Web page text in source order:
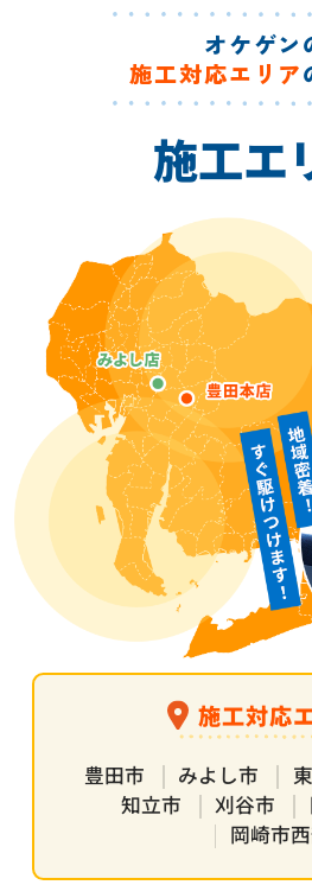
オケゲン
施工対応エリア
施工エ
施工対応
豊田市 みよし市
知立市
刈谷市
岡崎市